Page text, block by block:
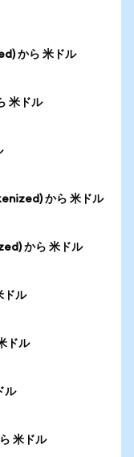
から 米ドル
米ドル
から 米ドル
から 米ドル
ドル
ドル
ル
米ドル